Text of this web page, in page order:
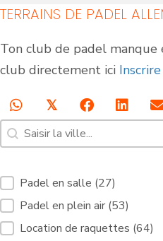
TERRAINS DE PADEL
Ton club de padel manque
club directement ici
𝕏
Recherche [7]
Rechercher
Filtre prestations
Padel en salle (27)
Padel en plein air (53)
Location de raquettes (64)
Courts de padel en
salle